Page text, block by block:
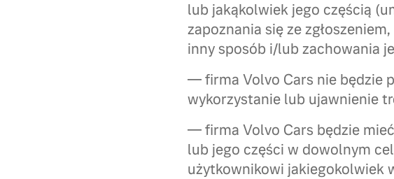
lub jakąkolwiek jego częścią
zapoznania się ze
inny sposób i/lub zachowania
— firma Volvo Cars nie będzie
wykorzystanie lub ujawnienie
— firma Volvo Cars będzie
lub jego części w dowolnym
użytkownikowi jakiegokolwiek